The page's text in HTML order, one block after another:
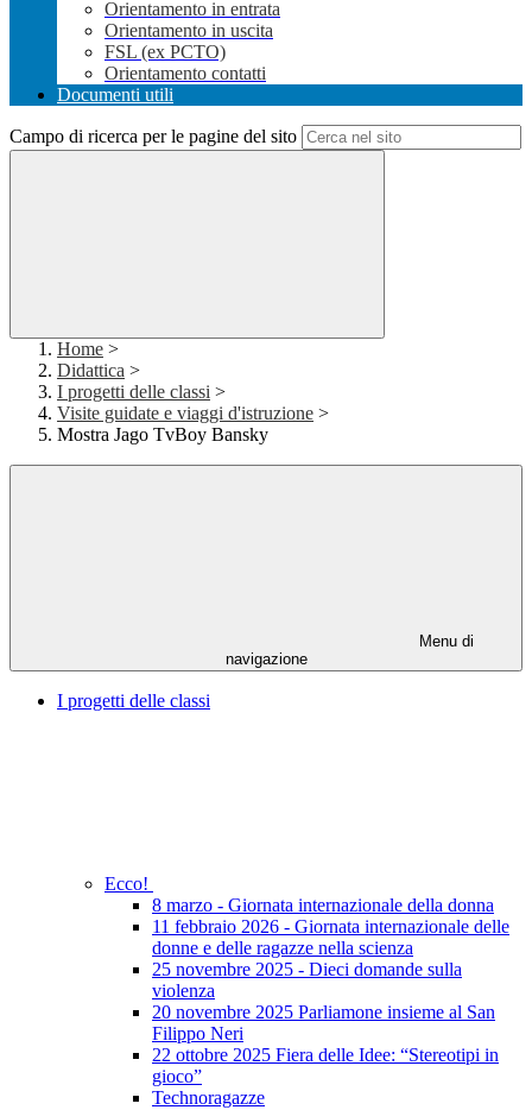
Orientamento in entrata
Orientamento in uscita
FSL (ex PCTO)
Orientamento contatti
Documenti utili
Campo di ricerca per le pagine del sito
Home >
Didattica >
I progetti delle classi >
Visite guidate e viaggi d'istruzione >
Mostra Jago TvBoy Bansky
Menu di
navigazione
I progetti delle classi
Ecco!
8 marzo - Giornata internazionale della donna
11 febbraio 2026 - Giornata internazionale delle
donne e delle ragazze nella scienza
25 novembre 2025 - Dieci domande sulla
violenza
20 novembre 2025 Parliamone insieme al San
Filippo Neri
22 ottobre 2025 Fiera delle Idee: “Stereotipi in
gioco”
Technoragazze